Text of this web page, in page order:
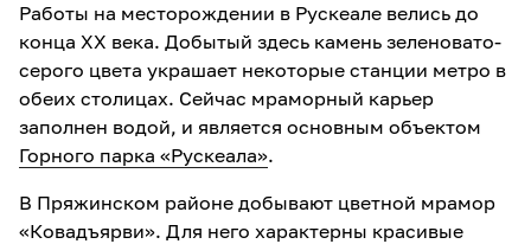
Работы на месторождении в Рускеале велись до
конца XX века. Добытый здесь камень зеленовато-
серого цвета украшает некоторые станции метро в
обеих столицах. Сейчас мраморный карьер
заполнен водой, и является основным объектом
Горного парка «Рускеала».
В Пряжинском районе добывают цветной мрамор
«Ковадъярви». Для него характерны красивые